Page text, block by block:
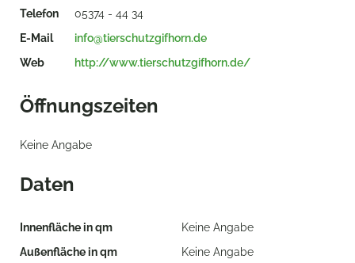
Telefon
05374 - 44 34
E-Mail
info@tierschutzgifhorn.de
Web
http://www.tierschutzgifhorn.de/
Öffnungszeiten
Keine Angabe
Daten
Innenfläche in qm
Keine Angabe
Außenfläche in qm
Keine Angabe